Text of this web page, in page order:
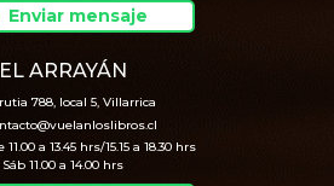
Enviar mensaje
EL ARRAYÁN
788, local 5, Villarrica
a 13.45 hrs/15.15 a 18.30 hrs
Sáb 11.00 a 14.00 hrs